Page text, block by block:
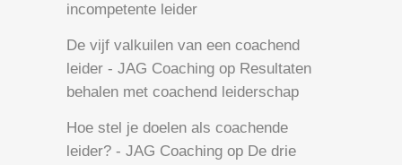
incompetente leider
De vijf valkuilen van een coachend
leider - JAG Coaching op Resultaten
behalen met coachend leiderschap
Hoe stel je doelen als coachende
leider? - JAG Coaching op De drie